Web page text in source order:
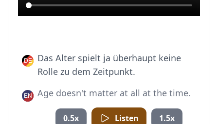
Das Alter spielt ja überhaupt keine
Rolle zu dem Zeitpunkt.
Age doesn't matter at all at the time.
0.5x Listen 1.5x